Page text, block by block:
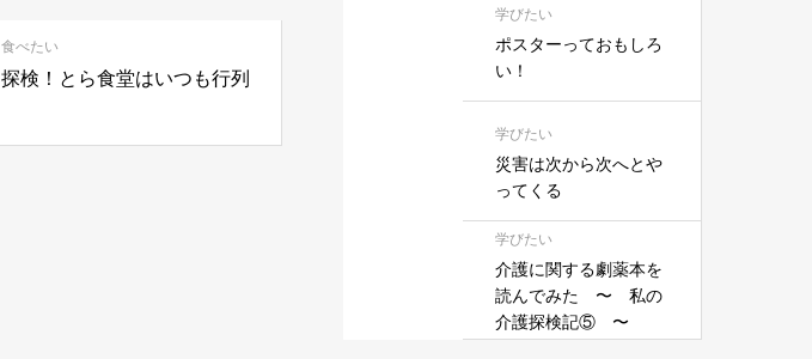
食べたい
探検！とら食堂はいつも行列
学びたい
ポスターっておもしろ
い！
学びたい
災害は次から次へとや
ってくる
学びたい
介護に関する劇薬本を
読んでみた 〜 私の
介護探検記⑤ 〜